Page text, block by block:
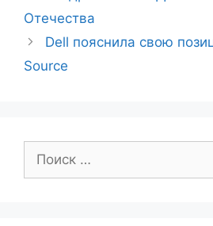
Отечества
Dell пояснила свою
Source
Поиск: